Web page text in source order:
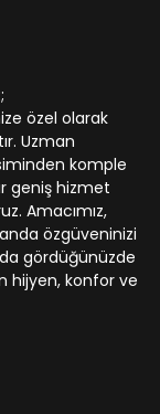
özel olarak
Uzman
komple
geniş hizmet
Amacımız,
özgüveninizi
gördüğünüzde
hijyen, konfor ve